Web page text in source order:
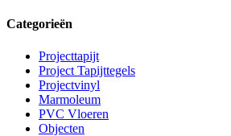
Categorieën
Projecttapijt
Project Tapijttegels
Projectvinyl
Marmoleum
PVC Vloeren
Objecten